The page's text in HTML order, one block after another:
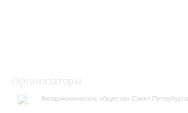
Филармоническое общество Санкт-Петербурга